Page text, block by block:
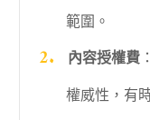
範圍。
內容授權費
權威性，有